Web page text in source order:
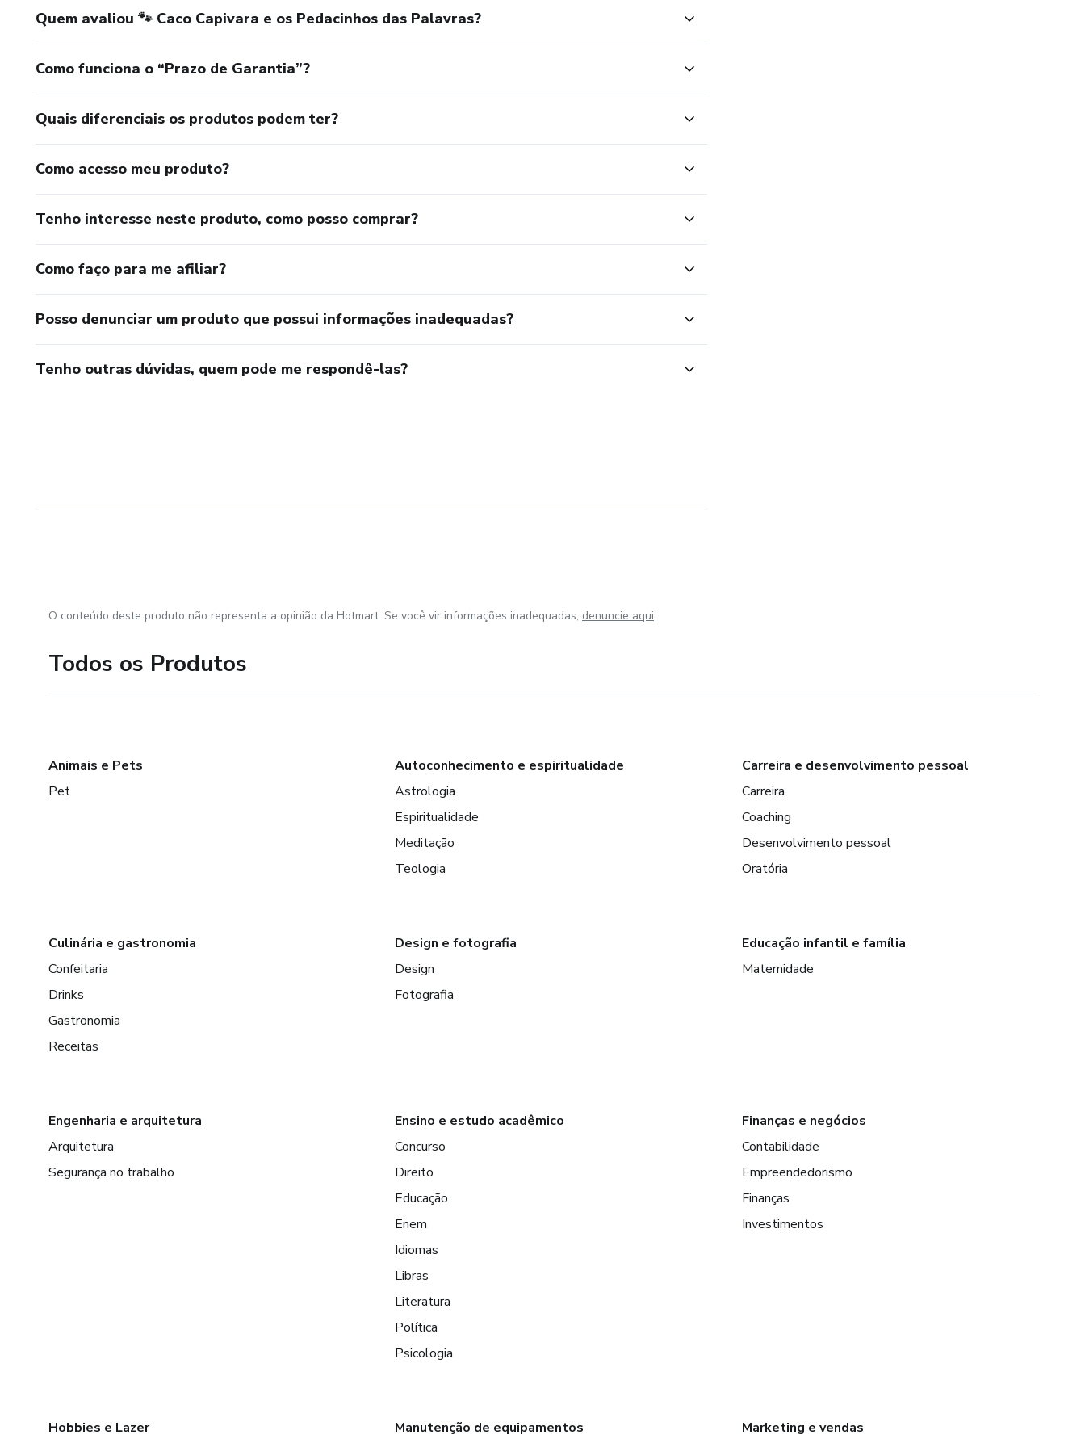
Quem avaliou 🐾 Caco Capivara e os Pedacinhos das Palavras?
Como funciona o “Prazo de Garantia”?
Quais diferenciais os produtos podem ter?
Como acesso meu produto?
Tenho interesse neste produto, como posso comprar?
Como faço para me afiliar?
Posso denunciar um produto que possui informações inadequadas?
Tenho outras dúvidas, quem pode me respondê-las?
O conteúdo deste produto não representa a opinião da Hotmart. Se você vir informações inadequadas, denuncie aqui
Todos os Produtos
Animais e Pets
Pet
Autoconhecimento e espiritualidade
Astrologia
Espiritualidade
Meditação
Teologia
Carreira e desenvolvimento pessoal
Carreira
Coaching
Desenvolvimento pessoal
Oratória
Culinária e gastronomia
Confeitaria
Drinks
Gastronomia
Receitas
Design e fotografia
Design
Fotografia
Educação infantil e família
Maternidade
Engenharia e arquitetura
Arquitetura
Segurança no trabalho
Ensino e estudo acadêmico
Concurso
Direito
Educação
Enem
Idiomas
Libras
Literatura
Política
Psicologia
Finanças e negócios
Contabilidade
Empreendedorismo
Finanças
Investimentos
Hobbies e Lazer
Manutenção de equipamentos
Marketing e vendas